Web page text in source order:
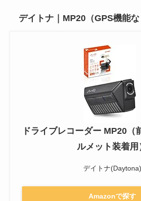
デイトナ｜MP20（GPS機能な
ドライブレコーダー MP20（
ルメット装着用
デイトナ(Daytona)
Amazonで探す